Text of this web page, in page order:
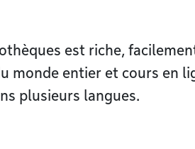
est riche,
monde entier et cours en
plusieurs langues.